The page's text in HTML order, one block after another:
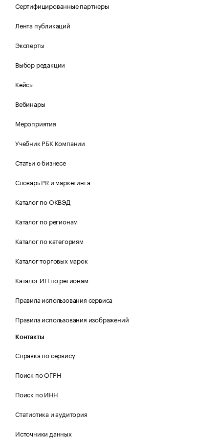
Сертифицированные партнеры
Лента публикаций
Эксперты
Выбор редакции
Кейсы
Вебинары
Мероприятия
Учебник РБК Компании
Статьи о бизнесе
Словарь PR и маркетинга
Каталог по ОКВЭД
Каталог по регионам
Каталог по категориям
Каталог торговых марок
Каталог ИП по регионам
Правила использования сервиса
Правила использования изображений
Контакты
Справка по сервису
Поиск по ОГРН
Поиск по ИНН
Статистика и аудитория
Источники данных